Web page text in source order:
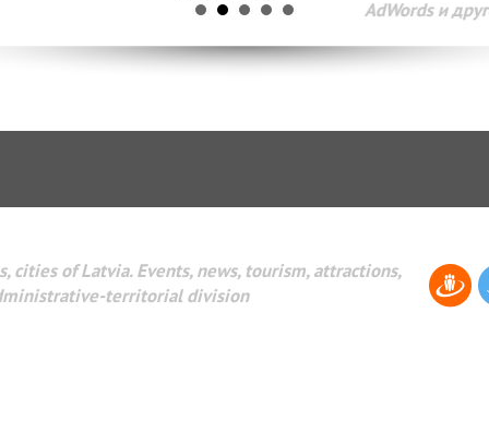
cities of Latvia. Events, news, tourism, attractions,
territorial division